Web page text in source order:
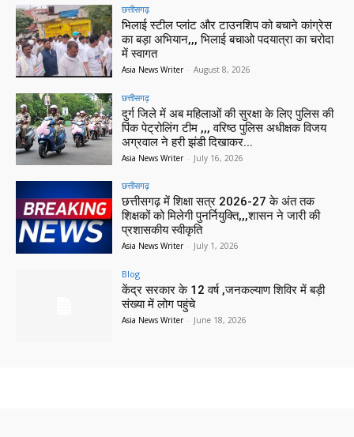
छत्तीसगढ़
भिलाई स्टील प्लांट और टाउनशिप को बचाने कांग्रेस
का बड़ा अभियान,,, भिलाई बचाओ पदयात्रा का चरोदा
में स्वागत
Asia News Writer - August 8, 2026
छत्तीसगढ़
दुर्ग जिले में अब महिलाओं की सुरक्षा के लिए पुलिस की
पिंक पेट्रोलिंग टीम ,,, वरिष्ठ पुलिस अधीक्षक विजय
अग्रवाल ने हरी झंडी दिखाकर...
Asia News Writer - July 16, 2026
छत्तीसगढ़
छत्तीसगढ़ में शिक्षा सत्र 2026-27 के अंत तक
शिक्षकों को मिलेगी पुनर्नियुक्ति,,,शासन ने जारी की
प्रशासकीय स्वीकृति
Asia News Writer - July 1, 2026
Blog
केंद्र सरकार के 12 वर्ष ,जनकल्याण शिविर में बड़ी
संख्या में लोग पहुंचे
Asia News Writer - June 18, 2026